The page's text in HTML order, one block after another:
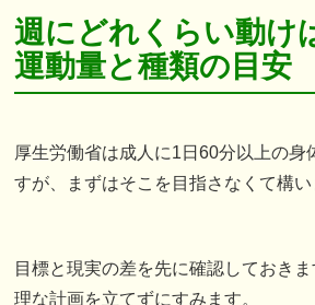
週にどれくらい動け
運動量と種類の目安
厚生労働省は成人に1日60分以上の身
すが、まずはそこを目指さなくて構い
目標と現実の差を先に確認しておき
理な計画を立てずにすみます。